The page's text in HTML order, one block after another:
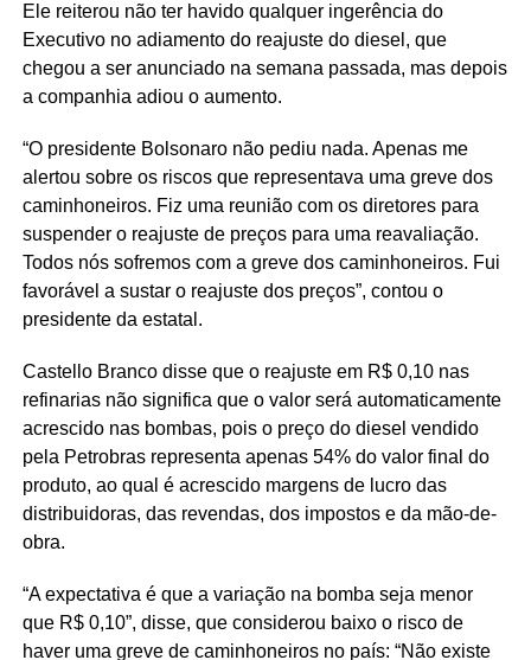
Ele reiterou não ter havido qualquer ingerência do
Executivo no adiamento do reajuste do diesel, que
chegou a ser anunciado na semana passada, mas depois
a companhia adiou o aumento.
“O presidente Bolsonaro não pediu nada. Apenas me
alertou sobre os riscos que representava uma greve dos
caminhoneiros. Fiz uma reunião com os diretores para
suspender o reajuste de preços para uma reavaliação.
Todos nós sofremos com a greve dos caminhoneiros. Fui
favorável a sustar o reajuste dos preços”, contou o
presidente da estatal.
Castello Branco disse que o reajuste em R$ 0,10 nas
refinarias não significa que o valor será automaticamente
acrescido nas bombas, pois o preço do diesel vendido
pela Petrobras representa apenas 54% do valor final do
produto, ao qual é acrescido margens de lucro das
distribuidoras, das revendas, dos impostos e da mão-de-
obra.
“A expectativa é que a variação na bomba seja menor
que R$ 0,10”, disse, que considerou baixo o risco de
haver uma greve de caminhoneiros no país: “Não existe